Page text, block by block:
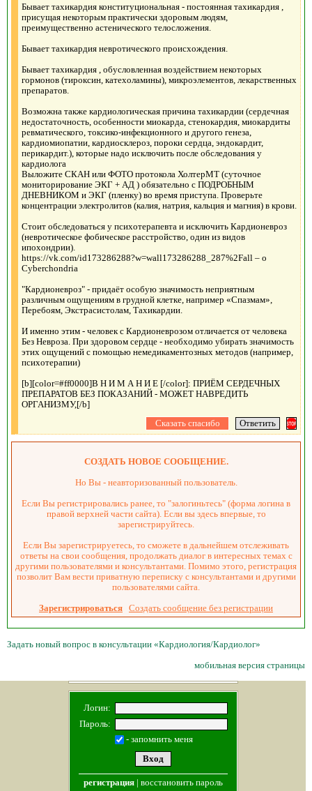
Бывает тахикардия конституциональная - постоянная тахикардия ,
присущая некоторым практически здоровым людям,
преимущественно астенического телосложения.
Бывает тахикардия невротического происхождения.
Бывает тахикардия , обусловленная воздействием некоторых
гормонов (тироксин, катехоламины), микроэлементов, лекарственных
препаратов.
Возможна также кардиологическая причина тахикардии (сердечная
недостаточность, особенности миокарда, стенокардия, миокардиты
ревматического, токсико-инфекционного и другого генеза,
кардиомиопатии, кардиосклероз, пороки сердца, эндокардит,
перикардит.), которые надо исключить после обследования у
кардиолога
Выложите СКАН или ФОТО протокола ХолтерМТ (суточное
мониторирование ЭКГ + АД ) обязательно с ПОДРОБНЫМ
ДНЕВНИКОМ и ЭКГ (пленку) во время приступа. Проверьте
концентрации электролитов (калия, натрия, кальция и магния) в крови.
Стоит обследоваться у психотерапевта и исключить Кардионевроз
(невротическое фобическое расстройство, один из видов
ипохондрии).
https://vk.com/id173286288?w=wall173286288_287%2Fall – о
Сyberchondria
"Кардионевроз" - придаёт особую значимость неприятным
различным ощущениям в грудной клетке, например «Спазмам»,
Перебоям, Экстрасистолам, Тахикардии.
И именно этим - человек с Кардионеврозом отличается от человека
Без Невроза. При здоровом сердце - необходимо убирать значимость
этих ощущений с помощью немедикаментозных методов (например,
психотерапии)
[b][color=#ff0000]В Н И М А Н И Е [/color]: ПРИЁМ СЕРДЕЧНЫХ
ПРЕПАРАТОВ БЕЗ ПОКАЗАНИЙ - МОЖЕТ НАВРЕДИТЬ
ОРГАНИЗМУ,[/b]
СОЗДАТЬ НОВОЕ СООБЩЕНИЕ.
Но Вы - неавторизованный пользователь.
Если Вы регистрировались ранее, то "залогиньтесь" (форма логина в
правой верхней части сайта). Если вы здесь впервые, то
зарегистрируйтесь.
Если Вы зарегистрируетесь, то сможете в дальнейшем отслеживать
ответы на свои сообщения, продолжать диалог в интересных темах с
другими пользователями и консультантами. Помимо этого, регистрация
позволит Вам вести приватную переписку с консультантами и другими
пользователями сайта.
Зарегистрироваться Создать сообщение без регистрации
Задать новый вопрос в консультации «Кардиология/Кардиолог»
мобильная версия страницы
Логин:
Пароль:
- запомнить меня
регистрация| восстановить пароль